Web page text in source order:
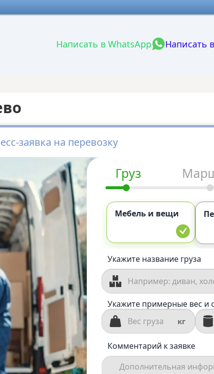
Написать в WhatsApp Написать
заявка на перевозку
Груз
Мебель и вещи
Укажите название груза
Укажите примерные вес и
кг
Комментарий к заявке